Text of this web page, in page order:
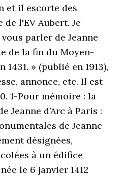
et il escorte des
l'EV Aubert. Je
parler de Jeanne
de la fin du Moyen-
1431. » (publié en 1913),
annonce, etc. Il est
1-Pour mémoire : la
Jeanne d’Arc à Paris :
de Jeanne
désignées,
à un édifice
le 6 janvier 1412